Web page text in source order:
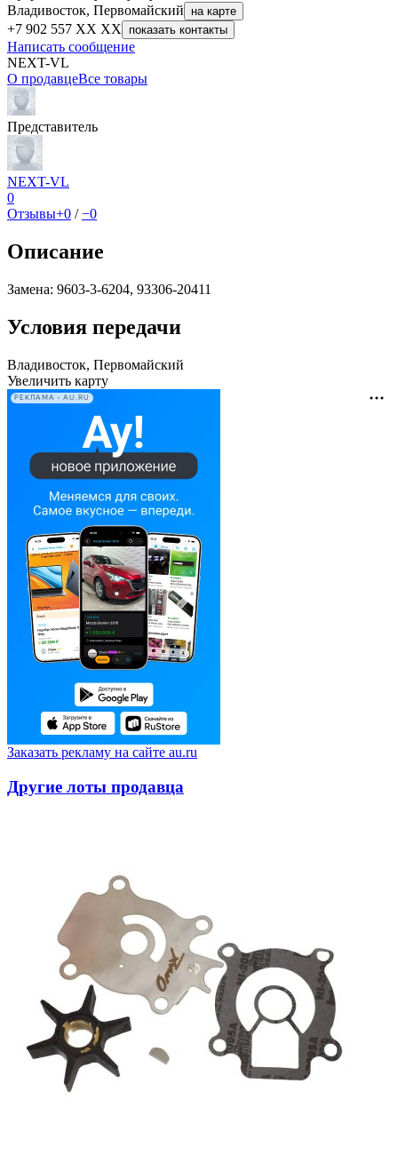
Владивосток, Первомайский
на карте
+7 902 557 XX XX показать контакты
Написать сообщение
NEXT-VL
О продавцеВсе товары
Представитель
NEXT-VL
0
Отзывы+0 /−0
Описание
Замена: 9603-3-6204, 93306-20411
Условия передачи
Владивосток, Первомайский
Увеличить карту
РЕКЛАМА • AU.RU
Заказать рекламу на сайте au.ru
Другие лоты продавца